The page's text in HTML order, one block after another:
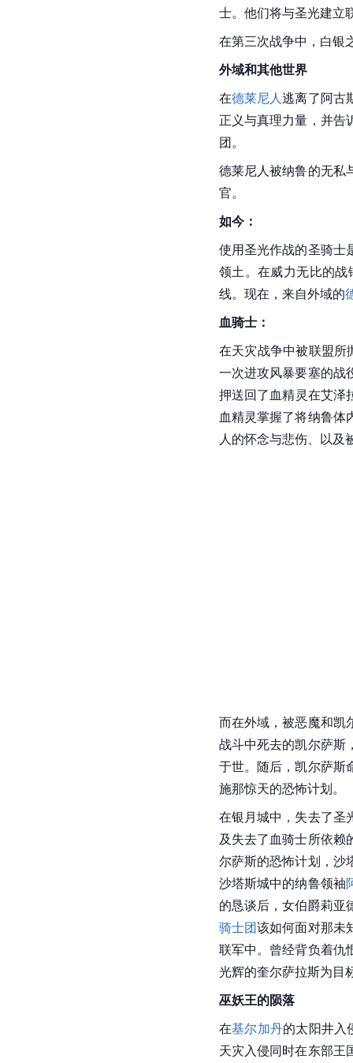
士。他们将与圣光建立
在第三次战争中，白银
外域和其他世界
在德莱尼人逃离了阿古
正义与真理力量，并告
团。
德莱尼人被纳鲁的无私
官。
如今：
使用圣光作战的圣骑士
领土。在威力无比的战
线。现在，来自外域的
血骑士：
在天灾战争中被联盟所
一次进攻风暴要塞的战
押送回了血精灵在艾泽
血精灵掌握了将纳鲁体
人的怀念与悲伤、以及
而在外域，被恶魔和凯
战斗中死去的凯尔萨斯
于世。随后，凯尔萨斯
施那惊天的恐怖计划。
在银月城中，失去了圣
及失去了血骑士所依赖
尔萨斯的恐怖计划，沙
沙塔斯城中的纳鲁领袖
的恳谈后，女伯爵莉亚
骑士团该如何面对那未
联军中。曾经背负着仇
光辉的奎尔萨拉斯为目
巫妖王的陨落
在基尔加丹的太阳井入
天灾入侵同时在东部王